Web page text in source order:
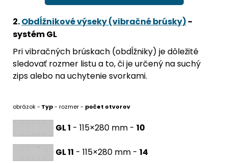
2.Obdĺžnikové výseky (vibračné brúsky) -
systém GL
Pri vibračných brúskach (obdĺžniky) je dôležité
sledovať rozmer listu a to, či je určený na suchý
zips alebo na uchytenie svorkami.
obrázok - Typ- rozmer - počet otvorov
GL 1 - 115×280 mm - 10
GL 11 - 115×280 mm - 14